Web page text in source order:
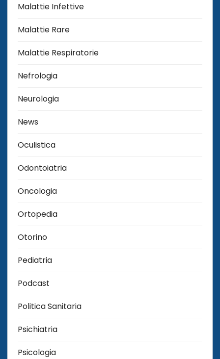
Malattie Infettive
Malattie Rare
Malattie Respiratorie
Nefrologia
Neurologia
News
Oculistica
Odontoiatria
Oncologia
Ortopedia
Otorino
Pediatria
Podcast
Politica Sanitaria
Psichiatria
Psicologia